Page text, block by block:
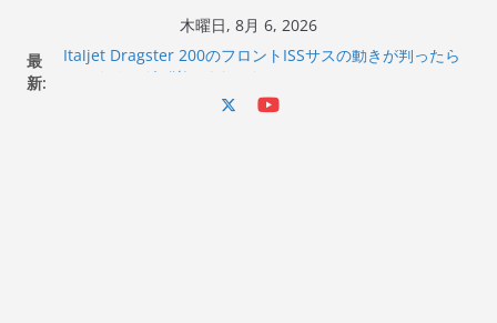
木曜日, 8月 6, 2026
最
新:
Italjet Dragster 200のフロントISSサスの動きが判ったら
Italjet Dragster 200が納車完了！各部をチェックして、ス